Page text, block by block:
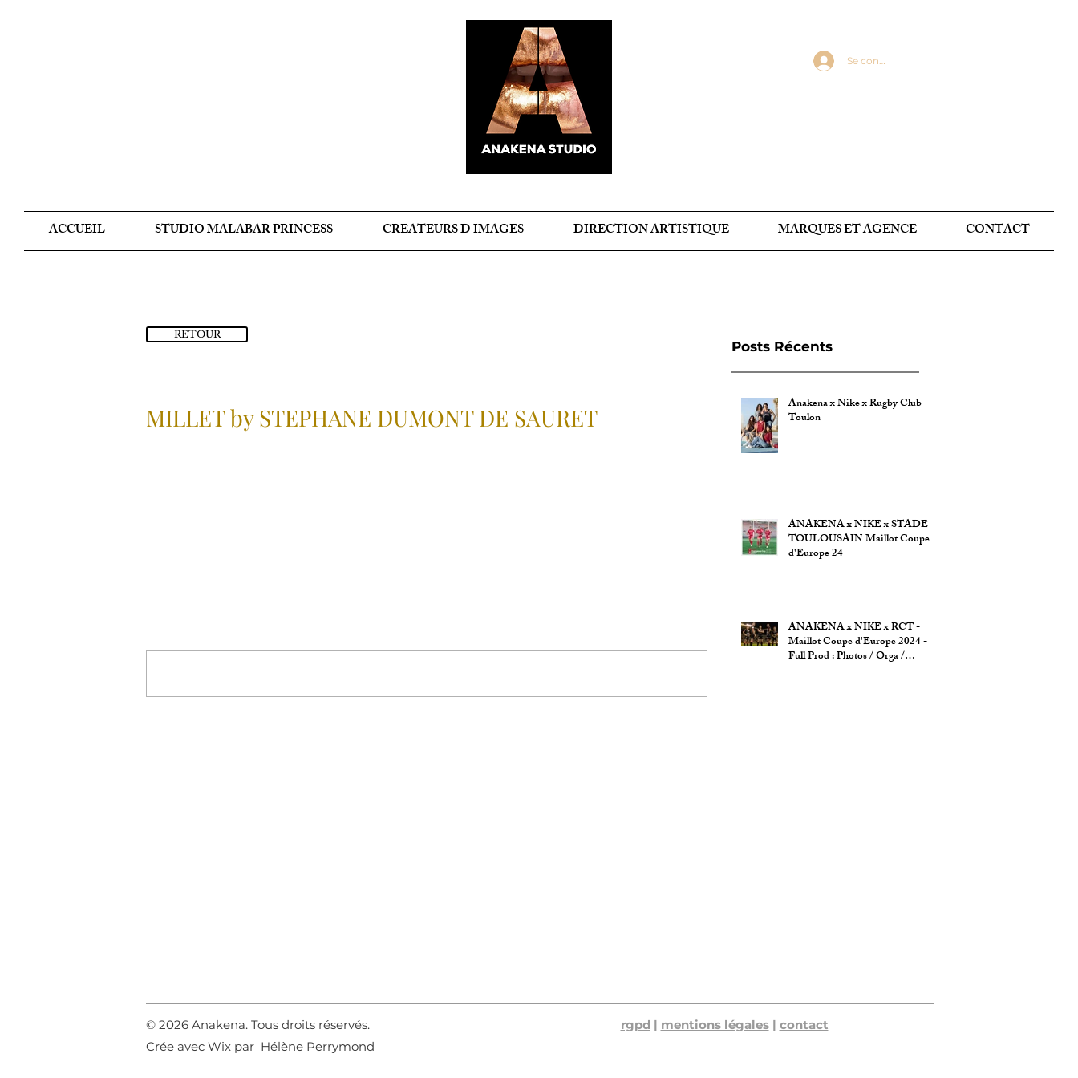
Se connecter
ACCUEIL STUDIO MALABAR PRINCESS CREATEURS D IMAGES DIRECTION ARTISTIQUE MARQUES ET AGENCE CONTACT
RETOUR
Posts Récents
MILLET by STEPHANE DUMONT DE SAURET Anakena x Nike x Rugby Club
Toulon
ANAKENA x NIKE x STADE
TOULOUSAIN Maillot Coupe
d'Europe 24
ANAKENA x NIKE x RCT -
Maillot Coupe d'Europe 2024 -
Full Prod : Photos / Orga /
© 2026 Anakena. Tous droits réservés.
Crée avec Wix par Hélène Perrymond
rgpd | mentions légales| contact